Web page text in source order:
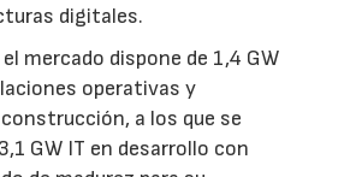
digitales.
mercado dispone de 1,4 GW
operativas y
a los que se
GW IT en desarrollo con